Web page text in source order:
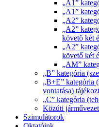
„A1”
„A1”
„A2”
„A2”
követő két
„A2”
követő két
„AM”
„B” kategória
„B+E” kategória
vontatása)
„C” kategória
Közúti
Szimulátorok